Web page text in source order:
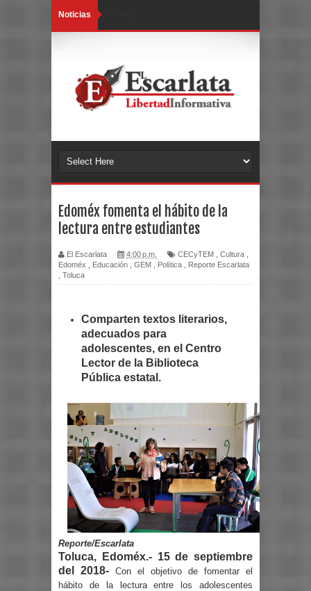
Noticias
Edoméx fomenta el hábito de la
lectura entre estudiantes
El Escarlata 4:00 p.m. CECyTEM Cultura
Edoméx
Educación GEM Política
Reporte Escarlata
Toluca
Comparten textos literarios,
adecuados para
adolescentes, en el Centro
Lector de la Biblioteca
Pública estatal.
Reporte/Escarlata
Toluca, Edoméx.- 15 de septiembre
del 2018- Con el objetivo de fomentar el
hábito de la lectura entre los adolescentes